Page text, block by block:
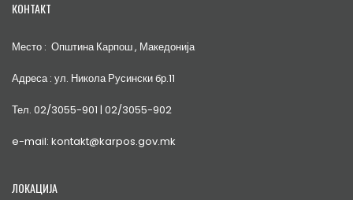
КОНТАКТ
Место : Општина Карпош , Македонија
Адреса : ул. Никола Русински бр.11
Тел. 02/3055-901 | 02/3055-902
e-mail: kontakt@karpos.gov.mk
ЛОКАЦИЈА